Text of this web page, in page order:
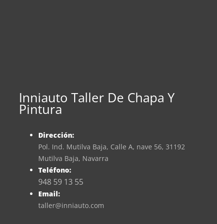
Inniauto Taller De Chapa Y
Pintura
Dirección:
Pol. Ind. Mutilva Baja, Calle A, nave 56, 31192
Mutilva Baja, Navarra
Teléfono:
948 59 13 55
Email:
taller@inniauto.com